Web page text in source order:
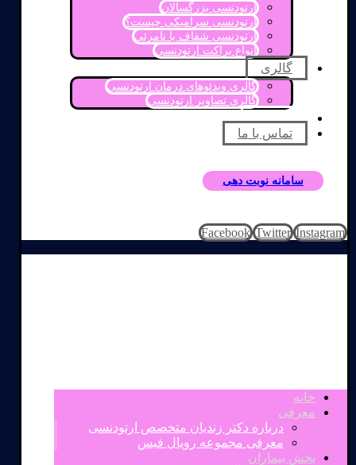
ارتودنسی بزرگسالان
ارتودنسی سرامیکی چیست؟
ارتودنسی شفاف یا نامرئی
انواع براکت ارتودنسی
گالری
گالری ویدئوهای درمان ارتودنسی
گالری تصاویر ارتودنسی
مقالات
تماس با ما
سامانه نوبت دهی
Facebook Twitter Instagram
خانه
معرفی
درباره دکتر زندیان متخصص ارتودنسی
معرفی مجموعه رویال فیس
بخش بیماران